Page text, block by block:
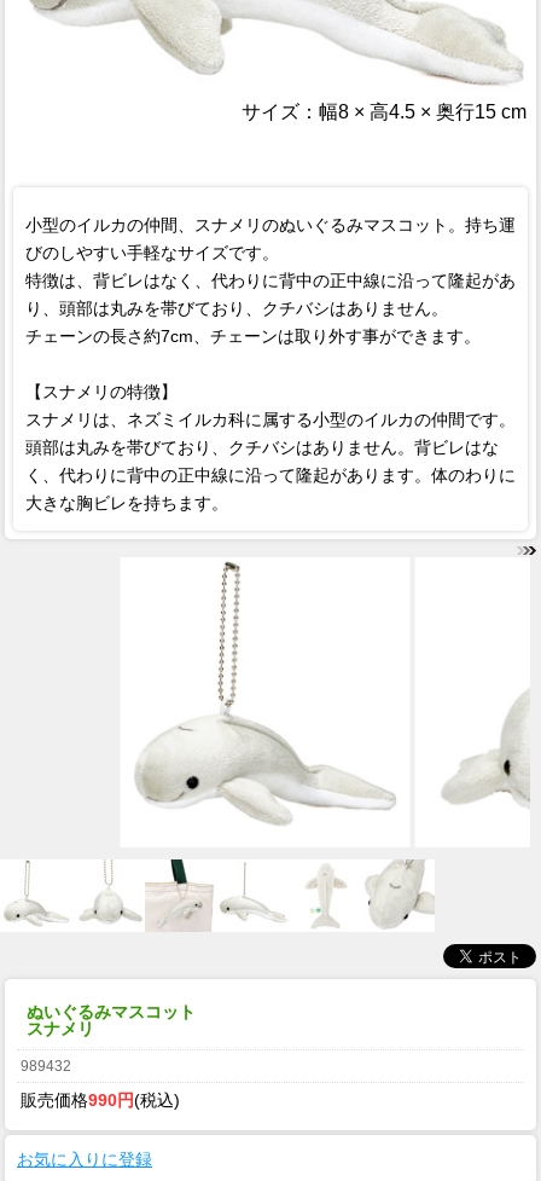
サイズ：幅8 × 高4.5 × 奥行15 cm
小型のイルカの仲間、スナメリのぬいぐるみマスコット。持ち運
びのしやすい手軽なサイズです。
特徴は、背ビレはなく、代わりに背中の正中線に沿って隆起があ
り、頭部は丸みを帯びており、クチバシはありません。
チェーンの長さ約7cm、チェーンは取り外す事ができます。
【スナメリの特徴】
スナメリは、ネズミイルカ科に属する小型のイルカの仲間です。
頭部は丸みを帯びており、クチバシはありません。背ビレはな
く、代わりに背中の正中線に沿って隆起があります。体のわりに
大きな胸ビレを持ちます。
ぬいぐるみマスコット
スナメリ
989432
販売価格990円(税込)
お気に入りに登録